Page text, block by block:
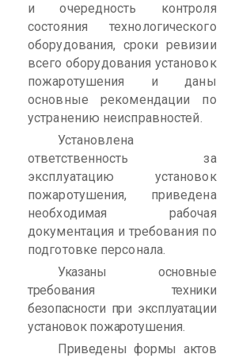
и очередность контроля
состояния технологического
оборудования, сроки ревизии
всего оборудования установок
пожаротушения и даны
основные рекомендации по
устранению неисправностей.
Установлена
ответственность за
эксплуатацию установок
пожаротушения, приведена
необходимая рабочая
документация и требования по
подготовке персонала.
Указаны основные
требования техники
безопасности при эксплуатации
установок пожаротушения.
Приведены формы актов